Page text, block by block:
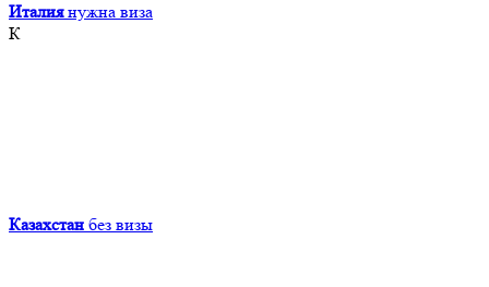
Италия нужна виза
К
Казахстан без визы